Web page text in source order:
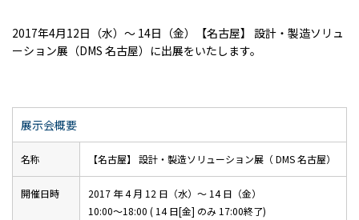
2017年4月12日（水）～ 14日（金）【名古屋】 設計・製造ソリュ
ーション展（DMS 名古屋）に出展をいたします。
展示会概要
名称 【名古屋】 設計・製造ソリューション展（ DMS 名古屋）
開催日時
2017 年 4 月 12 日（水）～ 14 日（金）
10:00～18:00 ( 14 日[金] のみ 17:00終了)